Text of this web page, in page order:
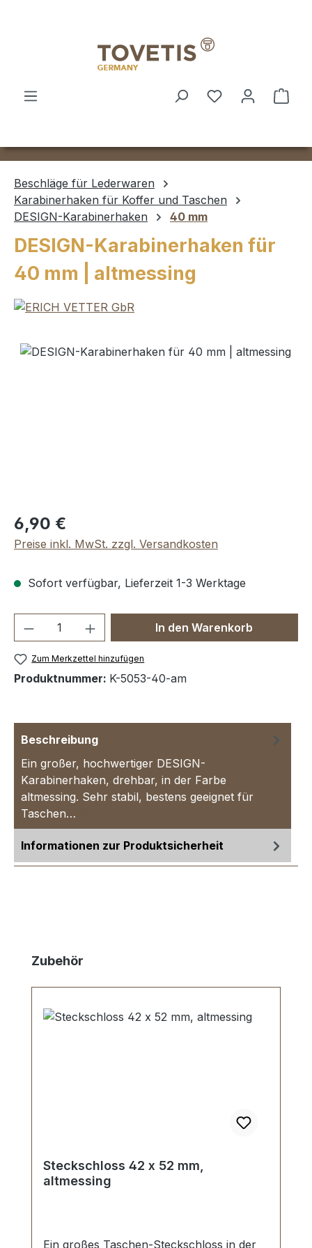
Beschläge für Lederwaren
Karabinerhaken für Koffer und Taschen
DESIGN-Karabinerhaken
40 mm
DESIGN-Karabinerhaken für
40 mm | altmessing
Bildergalerie überspringen
Regulärer Preis:
6,90 €
Preise inkl. MwSt. zzgl. Versandkosten
Sofort verfügbar, Lieferzeit 1-3 Werktage
Produkt Anzahl: Gib denIn den Warenkorb
Zum Merkzettel hinzufügen
Produktnummer: K-5053-40-am
Beschreibung
Ein großer, hochwertiger DESIGN-
Karabinerhaken, drehbar, in der Farbe
altmessing. Sehr stabil, bestens geeignet für
Taschen…
Informationen zur Produktsicherheit
Produktgalerie überspringen
Zubehör
Steckschloss 42 x 52 mm,
altmessing
Ein großes Taschen-Steckschloss in der